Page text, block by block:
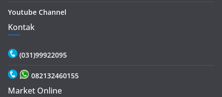
Youtube Channel
Kontak
(031)99922095
082132460155
Market Online